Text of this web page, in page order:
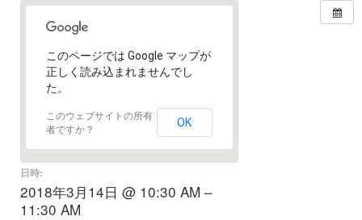
このページでは Google マップが
正しく読み込まれませんでし
た。
このウェブサイトの所有
者ですか？
OK
日時:
2018年3月14日 @ 10:30 AM –
11:30 AM